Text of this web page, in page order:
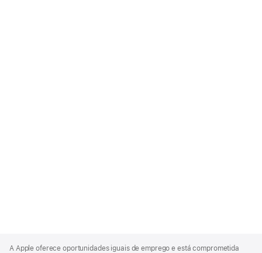
Footer
A Apple oferece oportunidades iguais de emprego e está comprometida